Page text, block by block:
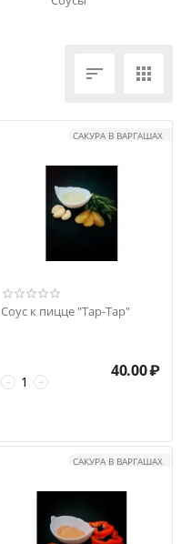
 
САКУРА В ВАРГАШАХ
Соус к пицце "Тар-Тар"
+
−
40.00₽
САКУРА В ВАРГАШАХ